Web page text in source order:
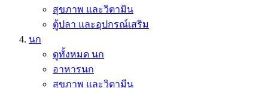
สุขภาพ และวิตามิน
ตู้ปลา และอุปกรณ์เสริม
นก
ดูทั้งหมด นก
อาหารนก
สุขภาพ และวิตามีน